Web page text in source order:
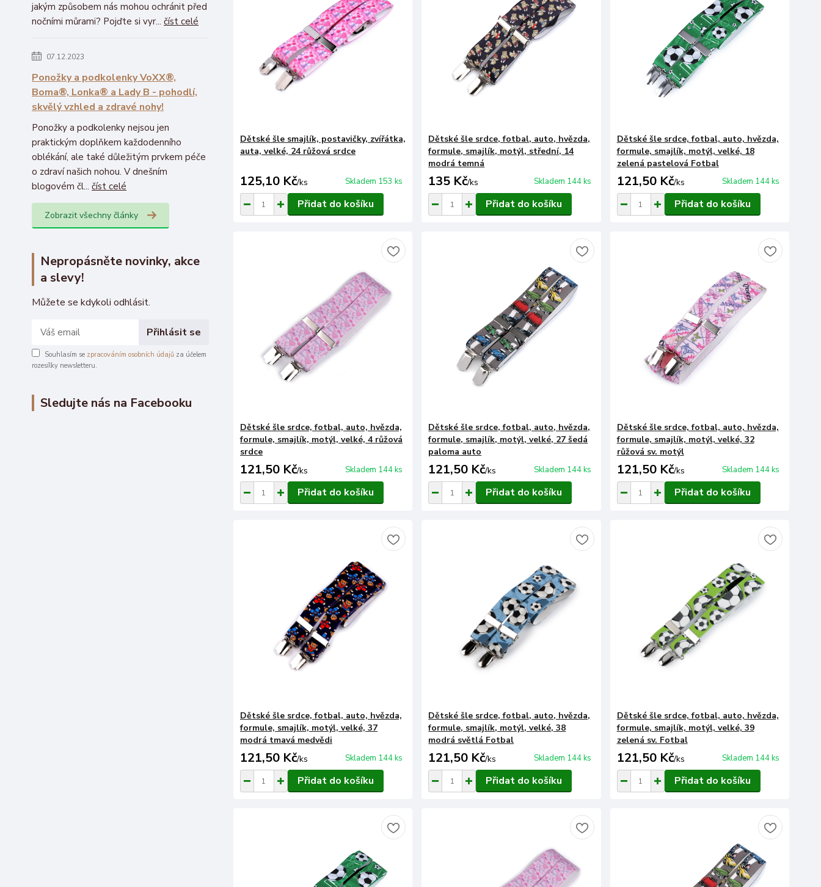
jakým způsobem nás mohou ochránit před
nočními můrami? Pojďte si vyr... číst celé
07.12.2023
Ponožky a podkolenky VoXX®,
Boma®, Lonka® a Lady B - pohodlí,
skvělý vzhled a zdravé nohy!
Ponožky a podkolenky nejsou jen
praktickým doplňkem každodenního
oblékání, ale také důležitým prvkem péče
o zdraví našich nohou. V dnešním
blogovém čl... číst celé
Zobrazit všechny články
Nepropásněte novinky, akce
a slevy!
Můžete se kdykoli odhlásit.
Přihlásit se
Souhlasím se zpracováním osobních údajů za účelem
rozesílky newsletteru.
Sledujte nás na Facebooku
Dětské šle smajlík, postavičky, zvířátka,
auta, velké, 24 růžová srdce
125,10 Kč/ks Skladem 153 ks
Přidat do košíku
Dětské šle srdce, fotbal, auto, hvězda,
formule, smajlík, motýl, střední, 14
modrá temná
135 Kč/ks Skladem 144 ks
Přidat do košíku
Dětské šle srdce, fotbal, auto, hvězda,
formule, smajlík, motýl, velké, 18
zelená pastelová Fotbal
121,50 Kč/ks Skladem 144 ks
Přidat do košíku
Dětské šle srdce, fotbal, auto, hvězda,
formule, smajlík, motýl, velké, 4 růžová
srdce
121,50 Kč/ks Skladem 144 ks
Přidat do košíku
Dětské šle srdce, fotbal, auto, hvězda,
formule, smajlík, motýl, velké, 27 šedá
paloma auto
121,50 Kč/ks Skladem 144 ks
Přidat do košíku
Dětské šle srdce, fotbal, auto, hvězda,
formule, smajlík, motýl, velké, 32
růžová sv. motýl
121,50 Kč/ks Skladem 144 ks
Přidat do košíku
Dětské šle srdce, fotbal, auto, hvězda,
formule, smajlík, motýl, velké, 37
modrá tmavá medvědi
121,50 Kč/ks Skladem 144 ks
Přidat do košíku
Dětské šle srdce, fotbal, auto, hvězda,
formule, smajlík, motýl, velké, 38
modrá světlá Fotbal
121,50 Kč/ks Skladem 144 ks
Přidat do košíku
Dětské šle srdce, fotbal, auto, hvězda,
formule, smajlík, motýl, velké, 39
zelená sv. Fotbal
121,50 Kč/ks Skladem 144 ks
Přidat do košíku